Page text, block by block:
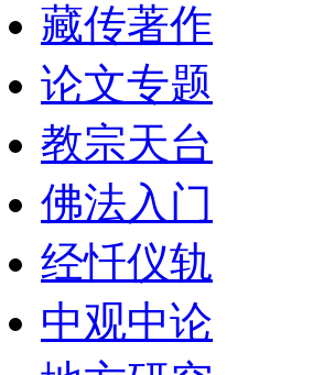
藏传著作
论文专题
教宗天台
佛法入门
经忏仪轨
中观中论